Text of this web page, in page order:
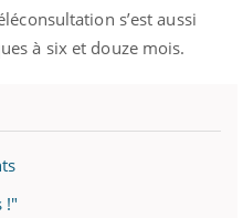
s’est aussi
à six et douze mois.
!"